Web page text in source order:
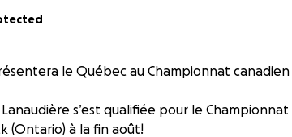
le Québec au Championnat canadien
Lanaudière s’est qualifiée pour le
(Ontario) à la fin août!